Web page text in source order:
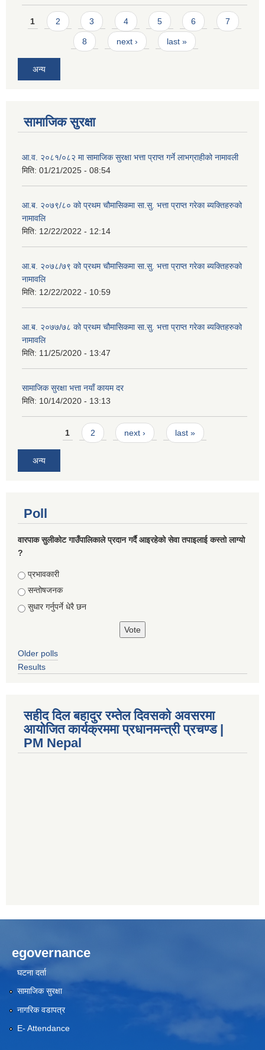
Pages
1 2 3 4 5 6 7
8 next › last »
अन्य
सामाजिक सुरक्षा
आ.व. २०८१/०८२ मा सामाजिक सुरक्षा भत्ता प्राप्त गर्ने लाभग्राहीको नामावली
मिति: 01/21/2025 - 08:54
आ.ब. २०७९/८० को प्रथम चौमासिकमा सा.सु. भत्ता प्राप्त गरेका ब्यक्तिहरुको
नामावलि
मिति: 12/22/2022 - 12:14
आ.ब. २०७८/७९ को प्रथम चौमासिकमा सा.सु. भत्ता प्राप्त गरेका ब्यक्तिहरुको
नामावलि
मिति: 12/22/2022 - 10:59
आ.ब. २०७७/७८ को प्रथम चौमासिकमा सा.सु. भत्ता प्राप्त गरेका ब्यक्तिहरुको
नामावलि
मिति: 11/25/2020 - 13:47
सामाजिक सुरक्षा भत्ता नयाँ कायम दर
मिति: 10/14/2020 - 13:13
Pages1 2 next › last »
अन्य
Poll
वारपाक सुलीकोट गाउँपालिकाले प्रदान गर्दै आइरहेको सेवा तपाइलाई कस्तो लाग्यो
?
Choices
प्रभावकारी
सन्तोषजनक
सुधार गर्नुपर्ने धेरै छन
Older polls
Results
सहीद दिल बहादुर रम्तेल दिवसको अवसरमा
आयोजित कार्यक्रममा प्रधानमन्त्री प्रचण्ड |
PM Nepal
egovernance
घटना दर्ता
सामाजिक सुरक्षा
नागरिक वडापत्र
E- Attendance